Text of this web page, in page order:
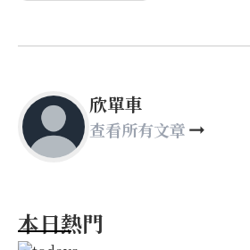
欣單車
查看所有文章
本日熱門